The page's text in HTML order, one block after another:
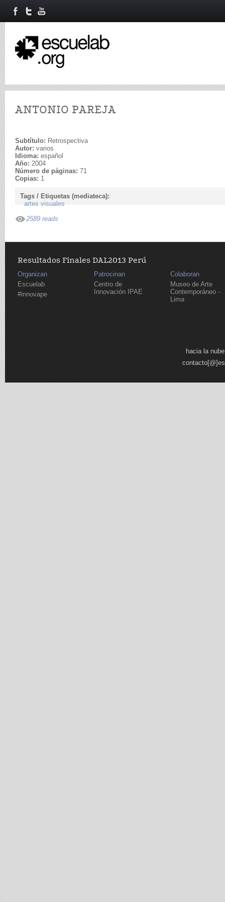
ANTONIO PAREJA
Subtítulo: Retrospectiva
Autor: varios
Idioma: español
Año: 2004
Número de páginas: 71
Copias: 1
Tags / Etiquetas (mediateca):
artes visuales
2589 reads
Resultados Finales DAL2013 Perú
Organizan
Escuelab
#innovape
Patrocinan
Centro de
Innovación IPAE
Colaboran
Museo de Arte
Contemporáneo -
Lima
hacia la